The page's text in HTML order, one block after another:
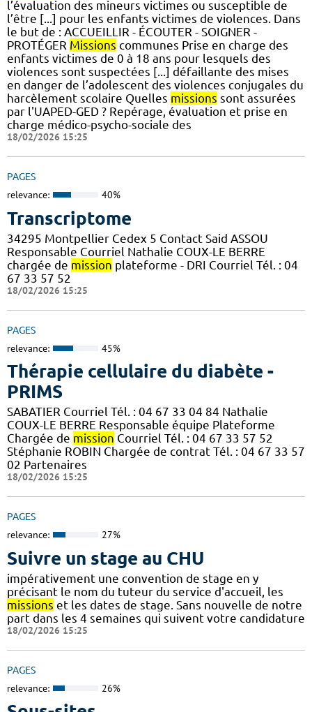
l’évaluation des mineurs victimes ou susceptible de
l’être [...] pour les enfants victimes de violences. Dans
le but de : ACCUEILLIR - ÉCOUTER - SOIGNER -
PROTÉGER Missions communes Prise en charge des
enfants victimes de 0 à 18 ans pour lesquels des
violences sont suspectées [...] défaillante des mises
en danger de l’adolescent des violences conjugales du
harcèlement scolaire Quelles missions sont assurées
par l'UAPED-GED ? Repérage, évaluation et prise en
charge médico-psycho-sociale des
18/02/2026 15:25
PAGES
relevance: 40%
Transcriptome
34295 Montpellier Cedex 5 Contact Said ASSOU
Responsable Courriel Nathalie COUX-LE BERRE
chargée de mission plateforme - DRI Courriel Tél. : 04
67 33 57 52
18/02/2026 15:25
PAGES
relevance: 45%
Thérapie cellulaire du diabète -
PRIMS
SABATIER Courriel Tél. : 04 67 33 04 84 Nathalie
COUX-LE BERRE Responsable équipe Plateforme
Chargée de mission Courriel Tél. : 04 67 33 57 52
Stéphanie ROBIN Chargée de contrat Tél. : 04 67 33 57
02 Partenaires
18/02/2026 15:25
PAGES
relevance: 27%
Suivre un stage au CHU
impérativement une convention de stage en y
précisant le nom du tuteur du service d'accueil, les
missions et les dates de stage. Sans nouvelle de notre
part dans les 4 semaines qui suivent votre candidature
18/02/2026 15:25
PAGES
relevance: 26%